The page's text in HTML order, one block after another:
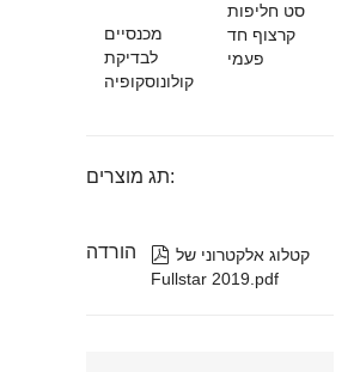
מכנסיים
לבדיקת
קולונוסקופיה
סט חליפות
קרצוף חד
פעמי
תג מוצרים:
הורדה  קטלוג אלקטרוני של
Fullstar 2019.pdf